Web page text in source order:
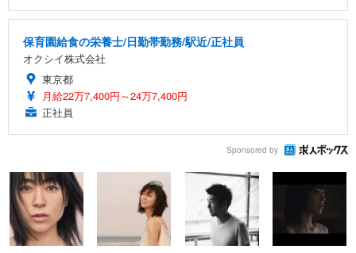
保育園給食の栄養士/日勤帯勤務/駅近/正社員
オクシイ株式会社
東京都
月給22万7,400円～24万7,400円
正社員
Sponsored by